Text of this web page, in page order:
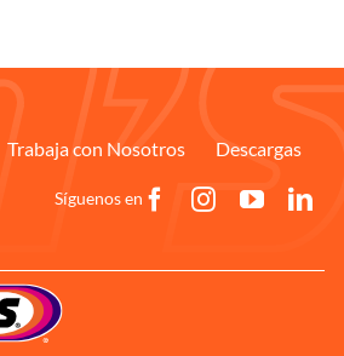
Trabaja con Nosotros Descargas
Síguenos en